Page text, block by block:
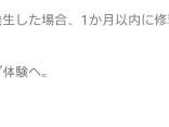
した場合、1か月以内に
験へ。